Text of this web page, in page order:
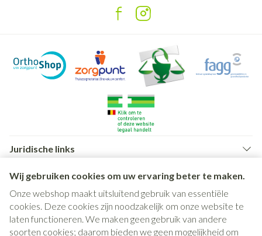
Wij gebruiken cookies om uw ervaring beter te maken.
Onze webshop maakt uitsluitend gebruik van essentiële
cookies. Deze cookies zijn noodzakelijk om onze website te
laten functioneren. We maken geen gebruik van andere
soorten cookies; daarom bieden we geen mogelijkheid om
Juridische links